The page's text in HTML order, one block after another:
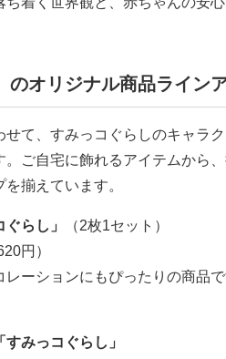
のオリジナル商品ライン
て、すみっコぐらしのキャラ
。ご自宅に飾れるアイテムから
揃えています。
らし」
（2枚1セット）
円）
レーションにもぴったりの商品
みっコぐらし」